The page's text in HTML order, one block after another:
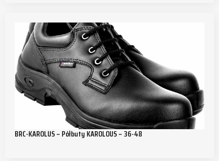
BRC-KAROLUS – Półbuty KAROLOUS – 36-48